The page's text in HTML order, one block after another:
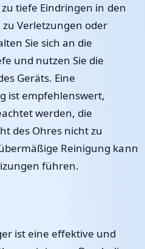
tiefe Eindringen in den
Verletzungen oder
Sie sich an die
und nutzen Sie die
Geräts. Eine
ist empfehlenswert,
werden, die
des Ohres nicht zu
Reinigung kann
führen.
ist eine effektive und